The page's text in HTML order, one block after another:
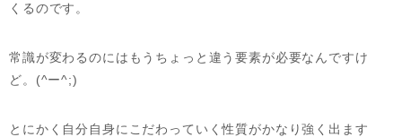
くるのです。
常識が変わるのにはもうちょっと違う要素が必要なんですけ
ど。(^ー^;)
とにかく自分自身にこだわっていく性質がかなり強く出ます